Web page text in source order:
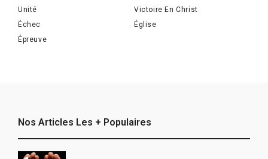
Unité
Victoire En Christ
Échec
Église
Épreuve
Nos Articles Les + Populaires